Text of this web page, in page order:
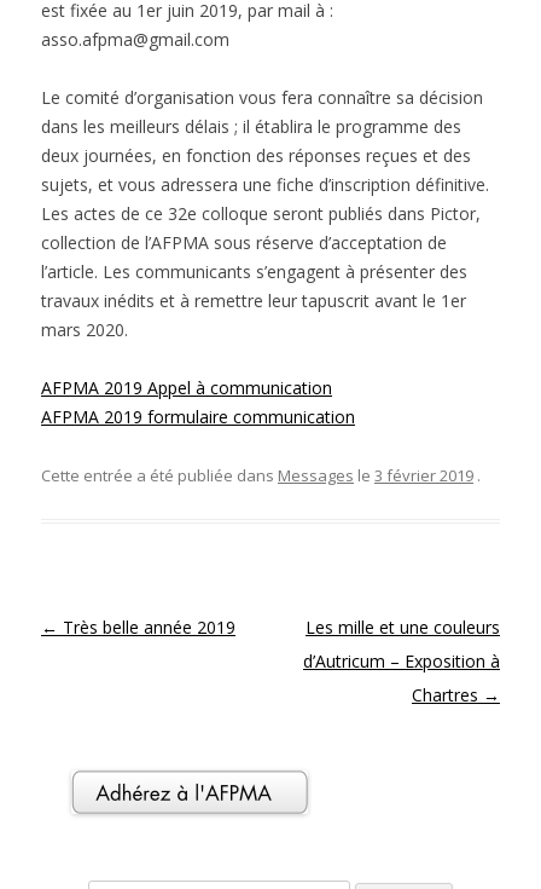
est fixée au 1er juin 2019, par mail à :
asso.afpma@gmail.com
Le comité d’organisation vous fera connaître sa décision
dans les meilleurs délais ; il établira le programme des
deux journées, en fonction des réponses reçues et des
sujets, et vous adressera une fiche d’inscription définitive.
Les actes de ce 32e colloque seront publiés dans Pictor,
collection de l’AFPMA sous réserve d’acceptation de
l’article. Les communicants s’engagent à présenter des
travaux inédits et à remettre leur tapuscrit avant le 1er
mars 2020.
AFPMA 2019 Appel à communication
AFPMA 2019 formulaire communication
Cette entrée a été publiée dans Messages le 3 février 2019 .
Navigation des articles
← Très belle année 2019
Les mille et une couleurs
d’Autricum – Exposition à
Chartres →